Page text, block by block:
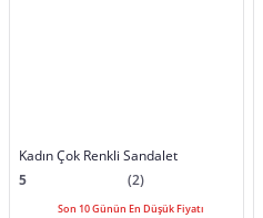
Kadın Çok Renkli Sandalet
5
(2)
Son 10 Günün En Düşük Fiyatı